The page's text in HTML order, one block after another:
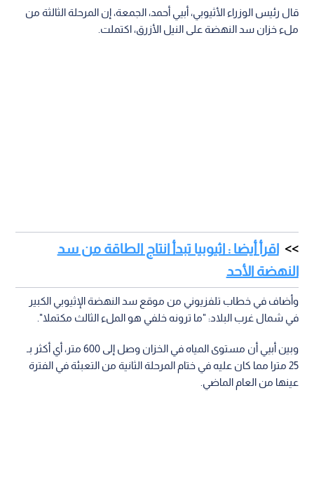
قال رئيس الوزراء الأثيوبي، أبيي أحمد، الجمعة، إن المرحلة الثالثة من
ملء خزان سد النهضة على النيل الأزرق، اكتملت.
اقرأ أيضا : اثيوبيا تبدأ انتاج الطاقة من سد
النهضة الأحد
وأضاف في خطاب تلفزيوني من موقع سد النهضة الإثيوبي الكبير
في شمال غرب البلاد: "ما ترونه خلفي هو الملء الثالث مكتملا".
وبين أبيي أن مستوى المياه في الخزان وصل إلى 600 متر، أي أكثر بـ
25 مترا مما كان عليه في ختام المرحلة الثانية من التعبئة في الفترة
عينها من العام الماضي.